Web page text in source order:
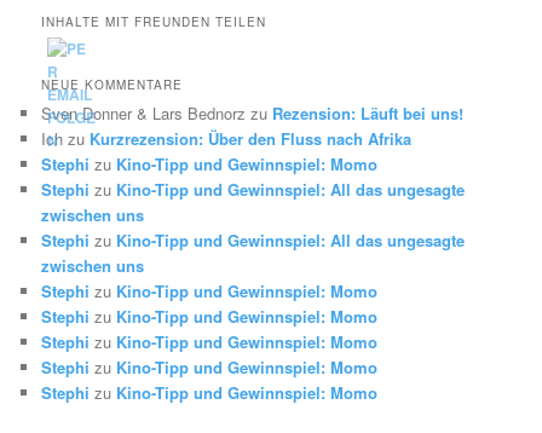
INHALTE MIT FREUNDEN TEILEN
NEUE KOMMENTARE
Sven Donner & Lars Bednorz zu Rezension: Läuft bei uns!
Ich zu Kurzrezension: Über den Fluss nach Afrika
Stephi zu Kino-Tipp und Gewinnspiel: Momo
Stephi zu Kino-Tipp und Gewinnspiel: All das ungesagte
zwischen uns
Stephi zu Kino-Tipp und Gewinnspiel: All das ungesagte
zwischen uns
Stephi zu Kino-Tipp und Gewinnspiel: Momo
Stephi zu Kino-Tipp und Gewinnspiel: Momo
Stephi zu Kino-Tipp und Gewinnspiel: Momo
Stephi zu Kino-Tipp und Gewinnspiel: Momo
Stephi zu Kino-Tipp und Gewinnspiel: Momo